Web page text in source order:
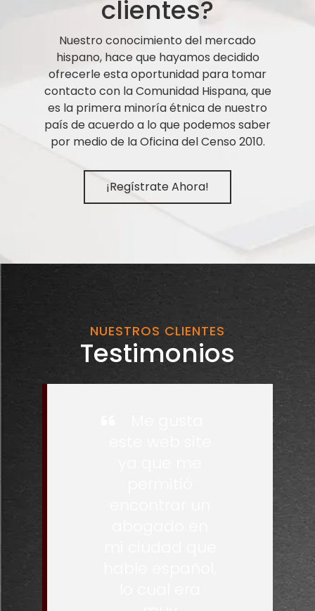
clientes?
Nuestro conocimiento del mercado
hispano, hace que hayamos decidido
ofrecerle esta oportunidad para tomar
contacto con la Comunidad Hispana, que
es la primera minoría étnica de nuestro
país de acuerdo a lo que podemos saber
por medio de la Oficina del Censo 2010.
¡Regístrate Ahora!
NUESTROS CLIENTES
Testimonios